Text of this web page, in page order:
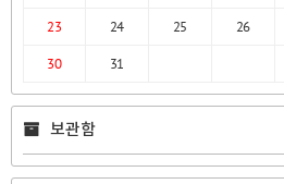
23
24 25 26
30
31
보관함